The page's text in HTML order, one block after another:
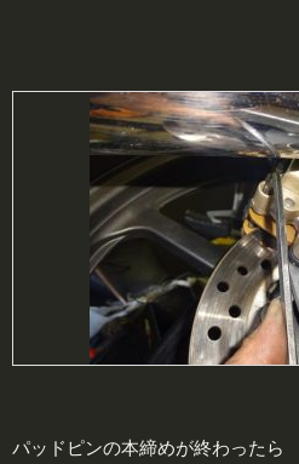
パッドピンの本締めが終わったら